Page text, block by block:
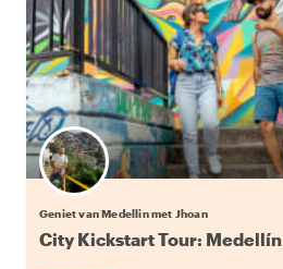
Geniet van Medellin met Jhoan
City Kickstart Tour: Medellín